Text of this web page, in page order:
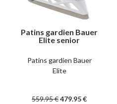
Patins gardien Bauer
Elite senior
Patins gardien Bauer
Elite
559.95€479.95€